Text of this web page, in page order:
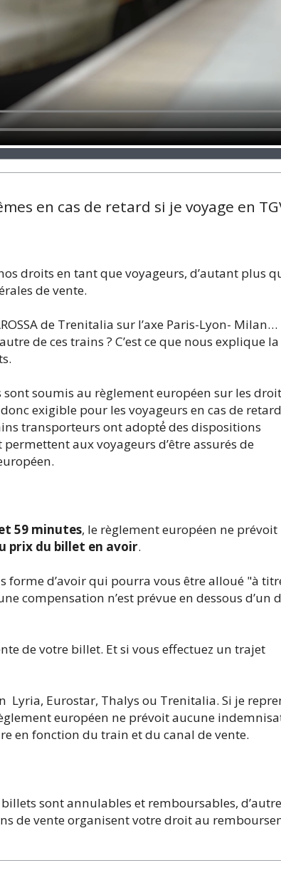
en cas de retard si je voyage en
droits en tant que voyageurs, d’autant plus
de vente.
de Trenitalia sur l’axe Paris-Lyon- Milan…
de ces trains ? C’est ce que nous explique la
soumis au règlement européen sur les
exigible pour les voyageurs en cas de
transporteurs ont adopté́ des dispositions
aux voyageurs d’être assurés de
59 minutes, le règlement européen ne prévoit
prix du billet en avoir.
forme d’avoir qui pourra vous être alloué "à
compensation n’est prévue en dessous d’un
de votre billet. Et si vous effectuez un trajet
Lyria, Eurostar, Thalys ou Trenitalia. Si je
européen ne prévoit aucune
en fonction du train et du canal de vente.
sont annulables et remboursables,
de vente organisent votre droit au